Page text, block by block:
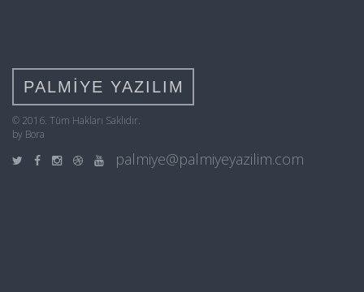
PALMİYE YAZILIM
© 2016. Tüm Hakları Saklıdır.
by Bora
palmiye@palmiyeyazilim.com